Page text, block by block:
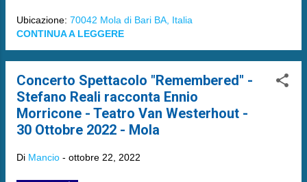
Ubicazione: 70042 Mola di Bari BA, Italia
CONTINUA A LEGGERE
Concerto Spettacolo "Remembered" -
Stefano Reali racconta Ennio
Morricone - Teatro Van Westerhout -
30 Ottobre 2022 - Mola
Di Mancio - ottobre 22, 2022